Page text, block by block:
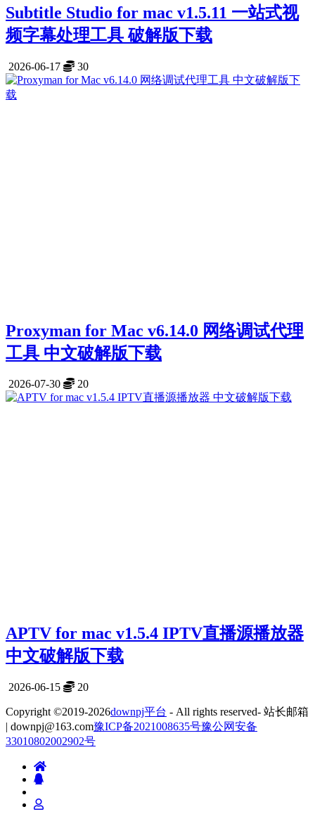
Subtitle Studio for mac v1.5.11 一站式视
频字幕处理工具 破解版下载
2026-06-17 30
Proxyman for Mac v6.14.0 网络调试代理
工具 中文破解版下载
2026-07-30 20
APTV for mac v1.5.4 IPTV直播源播放器
中文破解版下载
2026-06-15 20
Copyright ©2019-2026downpj平台 - All rights reserved- 站长邮箱
| downpj@163.com豫ICP备2021008635号豫公网安备
33010802002902号